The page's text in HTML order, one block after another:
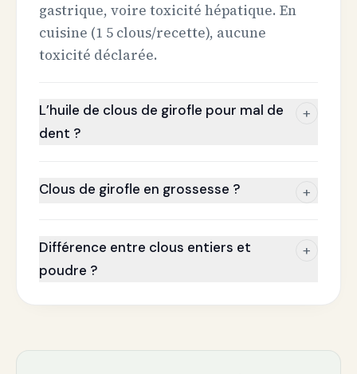
gastrique, voire toxicité hépatique. En
cuisine (1 5 clous/recette), aucune
toxicité déclarée.
L’huile de clous de girofle pour mal de
dent ?
+
Clous de girofle en grossesse ? +
Différence entre clous entiers et
poudre ?
+